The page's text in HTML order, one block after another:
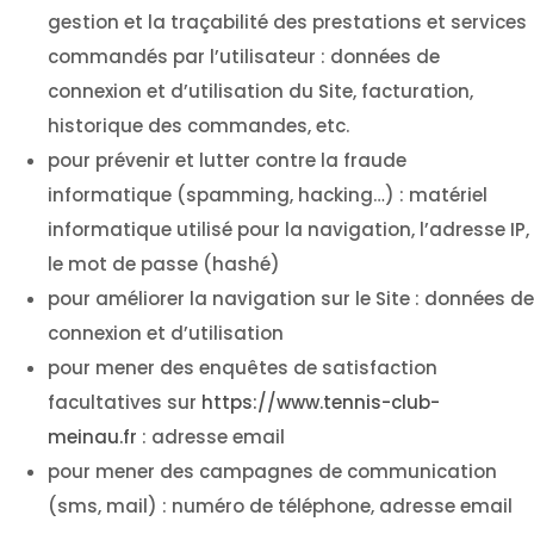
gestion et la traçabilité des prestations et services
commandés par l’utilisateur : données de
connexion et d’utilisation du Site, facturation,
historique des commandes, etc.
pour prévenir et lutter contre la fraude
informatique (spamming, hacking…) : matériel
informatique utilisé pour la navigation, l’adresse IP,
le mot de passe (hashé)
pour améliorer la navigation sur le Site : données de
connexion et d’utilisation
pour mener des enquêtes de satisfaction
facultatives sur https://www.tennis-club-
meinau.fr : adresse email
pour mener des campagnes de communication
(sms, mail) : numéro de téléphone, adresse email